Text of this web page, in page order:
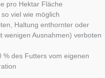
pro Hektar Fläche
viel wie möglich
Haltung enthornter oder
wenigen Ausnahmen) verboten
% des Futters vom eigenen